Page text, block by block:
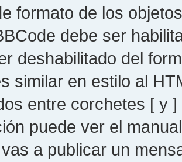
formato de los
debe ser
deshabilitado del
similar en estilo al
entre corchetes [ y
puede ver el
a publicar un